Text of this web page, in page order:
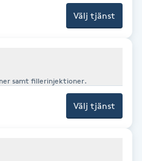
Välj tjänst
samt fillerinjektioner.
Välj tjänst